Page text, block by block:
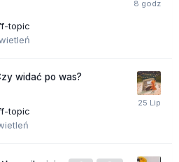
topic
widać po was?
topic